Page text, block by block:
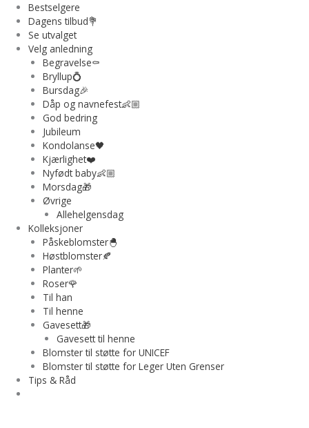
Bestselgere
Dagens tilbud💐
Se utvalget
Velg anledning
Begravelse⚰️
Bryllup💍
Bursdag🎉
Dåp og navnefest👶🏼
God bedring
Jubileum
Kondolanse🖤
Kjærlighet❤️
Nyfødt baby👶🏼
Morsdag🎁
Øvrige
Allehelgensdag
Kolleksjoner
Påskeblomster🐣
Høstblomster🍂
Planter🌱
Roser🌹
Til han
Til henne
Gavesett🎁
Gavesett til henne
Blomster til støtte for UNICEF
Blomster til støtte for Leger Uten Grenser
Tips & Råd